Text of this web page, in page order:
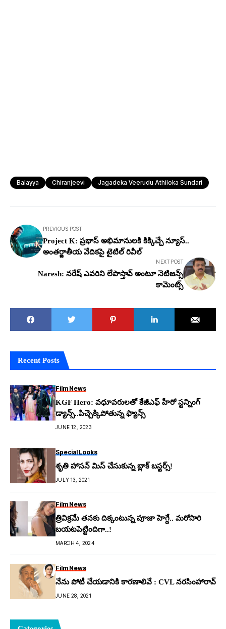
Balayya Chiranjeevi Jagadeka Veerudu Athiloka Sundari
PREVIOUS POST
Project K: ప్ర‌భాస్ అభిమానుల‌కి కిక్కిచ్చే న్యూస్..
అంత‌ర్జాతీయ వేదిక‌పై టైటిల్ రివీల్
NEXT POST
Naresh: నరేష్ ఎవ‌రిని లేపాస్తావ్ అంటూ నెటిజ‌న్స్
కామెంట్స్
Recent Posts
Film News
KGF Hero: వ‌ధూవ‌రుల‌తో కేజీఎఫ్ హీరో స్ట‌న్నింగ్
డ్యాన్స్..పిచ్చెక్కిపోతున్న ఫ్యాన్స్
JUNE 12, 2023
Special Looks
శృతి హాసన్ మిస్ చేసుకున్న బ్లాక్ బస్టర్స్!
JULY 13, 2021
Film News
త్రివిక్రమే తనకు దిక్కంటున్న పూజా హెగ్దే.. మరోసారి
బయటపెట్టిందిగా..!
MARCH 4, 2024
Film News
నేను పోటీ చేయడానికి కారణాలివే : CVL నరసింహారావ్
JUNE 28, 2021